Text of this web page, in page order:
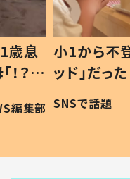
歳息
？」
編集部
小1から不
ッド」だ
作り続け
#令和の子
SNSで話題